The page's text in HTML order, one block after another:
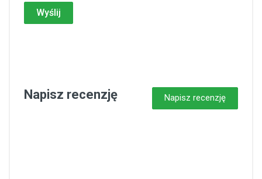
Wyślij
Napisz recenzję Napisz recenzję